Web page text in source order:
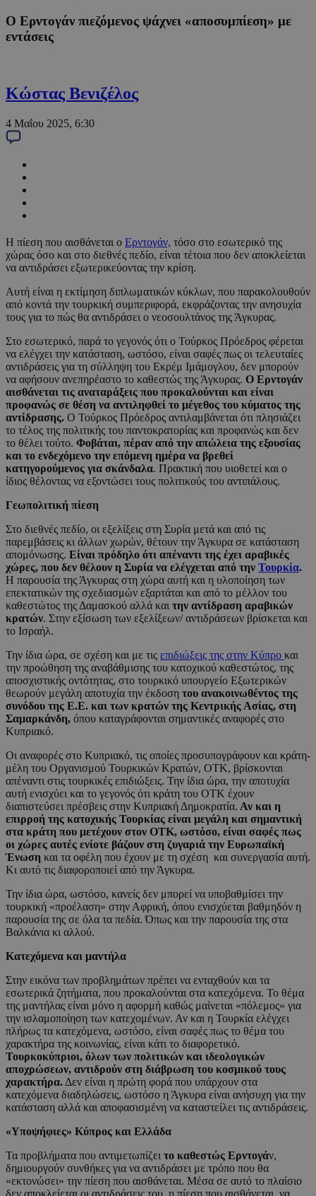
Ο Ερντογάν πιεζόμενος ψάχνει «αποσυμπίεση» με
εντάσεις
Κώστας Βενιζέλος
4 Μαΐου 2025, 6:30
Η πίεση που αισθάνεται ο Ερντογάν, τόσο στο εσωτερικό της
χώρας όσο και στο διεθνές πεδίο, είναι τέτοια που δεν αποκλείεται
να αντιδράσει εξωτερικεύοντας την κρίση.
Αυτή είναι η εκτίμηση διπλωματικών κύκλων, που παρακολουθούν
από κοντά την τουρκική συμπεριφορά, εκφράζοντας την ανησυχία
τους για το πώς θα αντιδράσει ο νεοσουλτάνος της Άγκυρας.
Στο εσωτερικό, παρά το γεγονός ότι ο Τούρκος Πρόεδρος φέρεται
να ελέγχει την κατάσταση, ωστόσο, είναι σαφές πως οι τελευταίες
αντιδράσεις για τη σύλληψη του Εκρέμ Ιμάμογλου, δεν μπορούν
να αφήσουν ανεπηρέαστο το καθεστώς της Άγκυρας. Ο Ερντογάν
αισθάνεται τις αναταράξεις που προκαλούνται και είναι
προφανώς σε θέση να αντιληφθεί το μέγεθος του κύματος της
αντίδρασης. Ο Τούρκος Πρόεδρος αντιλαμβάνεται ότι πλησιάζει
το τέλος της πολιτικής του παντοκρατορίας και προφανώς και δεν
το θέλει τούτο. Φοβάται, πέραν από την απώλεια της εξουσίας
και το ενδεχόμενο την επόμενη ημέρα να βρεθεί
κατηγορούμενος για σκάνδαλα. Πρακτική που υιοθετεί και ο
ίδιος θέλοντας να εξοντώσει τους πολιτικούς του αντιπάλους.
Γεωπολιτική πίεση
Στο διεθνές πεδίο, οι εξελίξεις στη Συρία μετά και από τις
παρεμβάσεις κι άλλων χωρών, θέτουν την Άγκυρα σε κατάσταση
απομόνωσης. Είναι πρόδηλο ότι απέναντι της έχει αραβικές
χώρες, που δεν θέλουν η Συρία να ελέγχεται από την Τουρκία.
Η παρουσία της Άγκυρας στη χώρα αυτή και η υλοποίηση των
επεκτατικών της σχεδιασμών εξαρτάται και από το μέλλον του
καθεστώτος της Δαμασκού αλλά και την αντίδραση αραβικών
κρατών. Στην εξίσωση των εξελίξεων/ αντιδράσεων βρίσκεται και
το Ισραήλ.
Την ίδια ώρα, σε σχέση και με τις επιδιώξεις της στην Κύπρο και
την προώθηση της αναβάθμισης του κατοχικού καθεστώτος, της
αποσχιστικής οντότητας, στο τουρκικό υπουργείο Εξωτερικών
θεωρούν μεγάλη αποτυχία την έκδοση του ανακοινωθέντος της
συνόδου της Ε.Ε. και των κρατών της Κεντρικής Ασίας, στη
Σαμαρκάνδη, όπου καταγράφονται σημαντικές αναφορές στο
Κυπριακό.
Οι αναφορές στο Κυπριακό, τις οποίες προσυπογράφουν και κράτη-
μέλη του Οργανισμού Τουρκικών Κρατών, ΟΤΚ, βρίσκονται
απέναντι στις τουρκικές επιδιώξεις. Την ίδια ώρα, την αποτυχία
αυτή ενισχύει και το γεγονός ότι κράτη του ΟΤΚ έχουν
διαπιστεύσει πρέσβεις στην Κυπριακή Δημοκρατία. Αν και η
επιρροή της κατοχικής Τουρκίας είναι μεγάλη και σημαντική
στα κράτη που μετέχουν στον ΟΤΚ, ωστόσο, είναι σαφές πως
οι χώρες αυτές ενίοτε βάζουν στη ζυγαριά την Ευρωπαϊκή
Ένωση και τα οφέλη που έχουν με τη σχέση και συνεργασία αυτή.
Κι αυτό τις διαφοροποιεί από την Άγκυρα.
Την ίδια ώρα, ωστόσο, κανείς δεν μπορεί να υποβαθμίσει την
τουρκική «προέλαση» στην Αφρική, όπου ενισχύεται βαθμηδόν η
παρουσία της σε όλα τα πεδία. Όπως και την παρουσία της στα
Βαλκάνια κι αλλού.
Κατεχόμενα και μαντήλα
Στην εικόνα των προβλημάτων πρέπει να ενταχθούν και τα
εσωτερικά ζητήματα, που προκαλούνται στα κατεχόμενα. Το θέμα
της μαντήλας είναι μόνο η αφορμή καθώς μαίνεται «πόλεμος» για
την ισλαμοποίηση των κατεχομένων. Αν και η Τουρκία ελέγχει
πλήρως τα κατεχόμενα, ωστόσο, είναι σαφές πως το θέμα του
χαρακτήρα της κοινωνίας, είναι κάτι το διαφορετικό.
Τουρκοκύπριοι, όλων των πολιτικών και ιδεολογικών
αποχρώσεων, αντιδρούν στη διάβρωση του κοσμικού τους
χαρακτήρα. Δεν είναι η πρώτη φορά που υπάρχουν στα
κατεχόμενα διαδηλώσεις, ωστόσο η Άγκυρα είναι ανήσυχη για την
κατάσταση αλλά και αποφασισμένη να καταστείλει τις αντιδράσεις.
«Υποψήφιες» Κύπρος και Ελλάδα
Τα προβλήματα που αντιμετωπίζει το καθεστώς Ερντογάν,
δημιουργούν συνθήκες για να αντιδράσει με τρόπο που θα
«εκτονώσει» την πίεση που αισθάνεται. Μέσα σε αυτό το πλαίσιο
δεν αποκλείεται οι αντιδράσεις του, η πίεση που αισθάνεται, να